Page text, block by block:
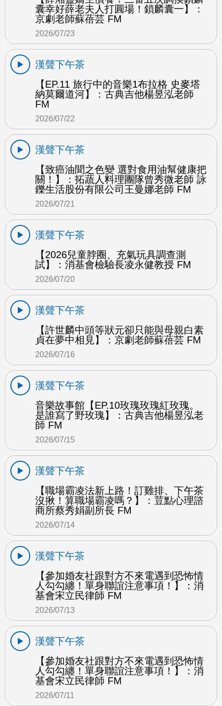
囊幸好薛老夫人打圓場！鎖麟囊一】：
京劇老師蘇蓓芸 FM
2026/07/23
漢聲下午茶
【EP.11 旅行中的音樂1布拉格 史麥塔
納莫爾道河】：古典吉他楊昱泓老師
FM
2026/07/22
漢聲下午茶
【致癌油聞之色變 選對食用油幫健康把
關！】：拓蔬人料理團隊曾秀微老師 詠
鑠生活股份有限公司王曼娜老師 FM
2026/07/21
漢聲下午茶
【2026兒童脖圈、充氣玩具調查測
試】：消基會檢驗長凌永健教授 FM
2026/07/20
漢聲下午茶
【許世麟中頭等狀元卻只能與母親白素
貞在夢中相見】：京劇老師蘇蓓芸 FM
2026/07/16
漢聲下午茶
音樂故事館【EP.10玫瑰玫瑰紅玫瑰。
是誰寫了野玫瑰】：古典吉他楊昱泓老
師 FM
2026/07/15
漢聲下午茶
【職場霸凌法新上路！訂雞排、下午茶
沒揪！算職場霸凌嗎？】：荳點心理諮
商所蔡秀娟副所長 FM
2026/07/14
漢聲下午茶
【參加婚友社跟對方不來電遇到恐怖情
人勾勾纏！單身聯誼注意事項！】：消
基會宋立民律師 FM
2026/07/13
漢聲下午茶
【參加婚友社跟對方不來電遇到恐怖情
人勾勾纏！單身聯誼注意事項！】：消
基會宋立民律師 FM
2026/07/11